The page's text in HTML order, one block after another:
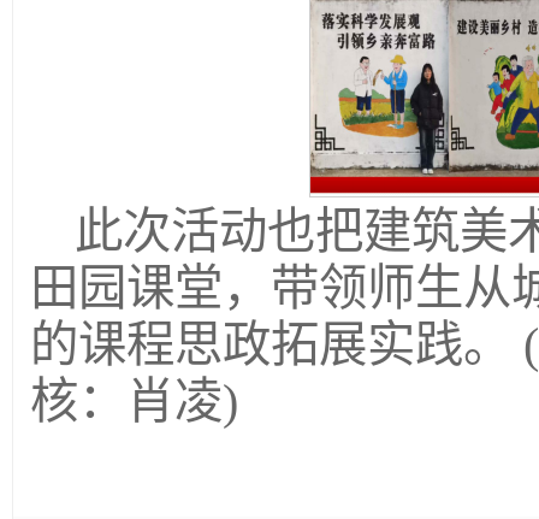
此次活动也把建筑美
田园课堂，带领师生从
的课程思政拓展实践。
核：肖凌)